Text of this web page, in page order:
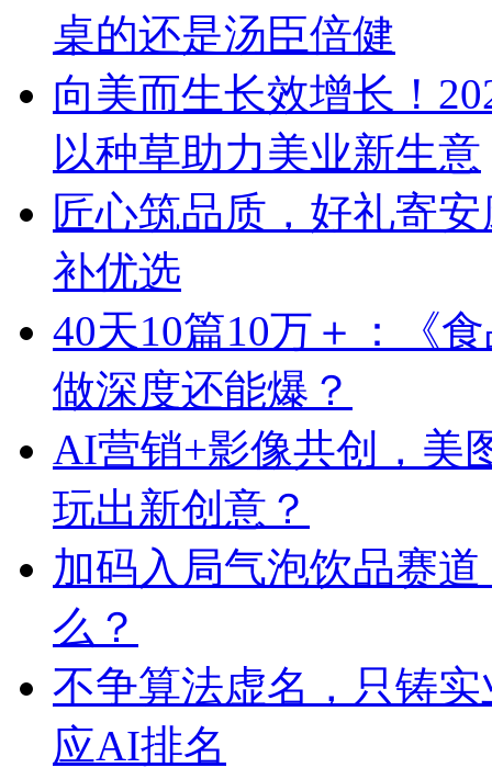
桌的还是汤臣倍健
向美而生长效增长！
以种草助力美业新生意
匠心筑品质，好礼寄
补优选
40天10篇10万＋：《
做深度还能爆？
AI营销+影像共创，美
玩出新创意？
加码入局气泡饮品赛
么？
不争算法虚名，只铸
应AI排名